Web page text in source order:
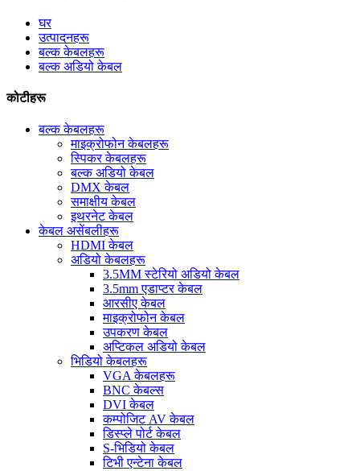
घर
उत्पादनहरू
बल्क केबलहरू
बल्क अडियो केबल
कोटीहरू
बल्क केबलहरू
माइक्रोफोन केबलहरू
स्पिकर केबलहरू
बल्क अडियो केबल
DMX केबल
समाक्षीय केबल
इथरनेट केबल
केबल असेंबलीहरू
HDMI केबल
अडियो केबलहरू
3.5MM स्टेरियो अडियो केबल
3.5mm एडाप्टर केबल
आरसीए केबल
माइक्रोफोन केबल
उपकरण केबल
अप्टिकल अडियो केबल
भिडियो केबलहरू
VGA केबलहरू
BNC केबल्स
DVI केबल
कम्पोजिट AV केबल
डिस्प्ले पोर्ट केबल
S-भिडियो केबल
टिभी एन्टेना केबल